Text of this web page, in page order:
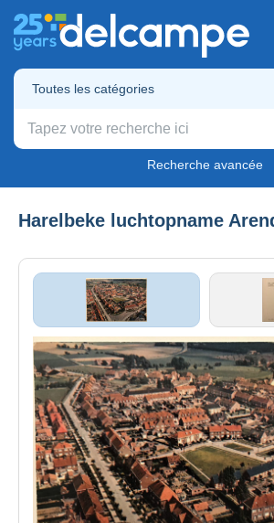
Toutes les catégories
Recherche avancée
Harelbeke luchtopname